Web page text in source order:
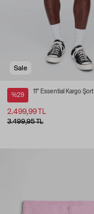
Sale
%29
11" Essential Kargo Şort
2.499,99 TL
3.499,95 TL